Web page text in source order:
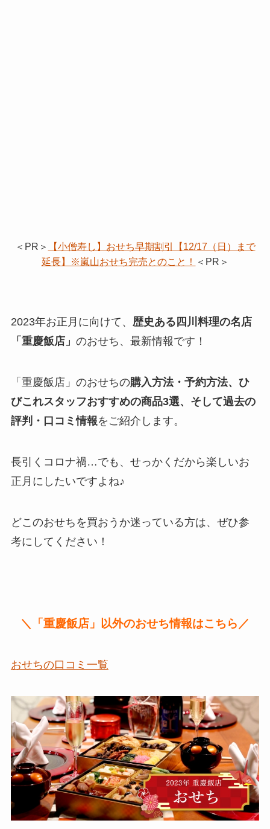
＜PR＞
【小僧寿し】おせち早期割引【12/17（日）まで
延長】※嵐山おせち完売とのこと！
＜PR＞
2023年お正月に向けて、 歴史ある四川料理の名店
「重慶飯店」 のおせち、最新情報です！
「重慶飯店」のおせちの購入方法・予約方法、ひ
びこれスタッフおすすめの商品3選、そして過去の
評判・口コミ情報をご紹介します。
長引くコロナ禍…でも、せっかくだから楽しいお
正月にしたいですよね♪
どこのおせちを買おうか迷っている方は、ぜひ参
考にしてください！
＼「重慶飯店」以外のおせち情報はこちら／
おせちの口コミ一覧